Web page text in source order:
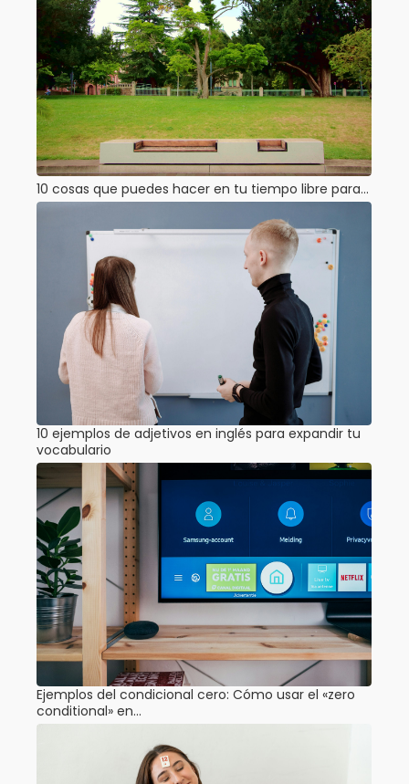
10 cosas que puedes hacer en tu tiempo libre para…
10 ejemplos de adjetivos en inglés para expandir tu
vocabulario
Ejemplos del condicional cero: Cómo usar el «zero
conditional» en…